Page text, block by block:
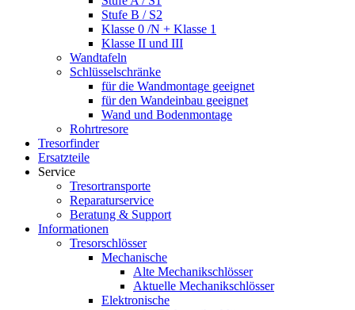
Stufe B / S2
Klasse 0 /N + Klasse 1
Klasse II und III
Wandtafeln
Schlüsselschränke
für die Wandmontage geeignet
für den Wandeinbau geeignet
Wand und Bodenmontage
Rohrtresore
Tresorfinder
Ersatzteile
Service
Tresortransporte
Reparaturservice
Beratung & Support
Informationen
Tresorschlösser
Mechanische
Alte Mechanikschlösser
Aktuelle Mechanikschlösser
Elektronische